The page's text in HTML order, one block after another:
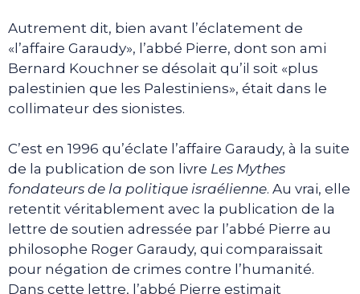
Autrement dit, bien avant l’éclatement de
«l’affaire Garaudy», l’abbé Pierre, dont son ami
Bernard Kouchner se désolait qu’il soit «plus
palestinien que les Palestiniens», était dans le
collimateur des sionistes.
C’est en 1996 qu’éclate l’affaire Garaudy, à la suite
de la publication de son livre Les Mythes
fondateurs de la politique israélienne. Au vrai, elle
retentit véritablement avec la publication de la
lettre de soutien adressée par l’abbé Pierre au
philosophe Roger Garaudy, qui comparaissait
pour négation de crimes contre l’humanité.
Dans cette lettre, l’abbé Pierre estimait